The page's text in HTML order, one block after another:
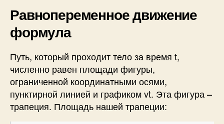
Равнопеременное движение
формула
Путь, который проходит тело за время t,
численно равен площади фигуры,
ограниченной координатными осями,
пунктирной линией и графиком vt. Эта фигура –
трапеция. Площадь нашей трапеции: